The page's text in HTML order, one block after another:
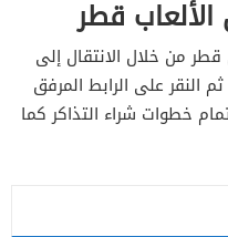
قطر
من خلال الانتقال إلى
النقر على الرابط المرفق
خطوات شراء التذاكر كما